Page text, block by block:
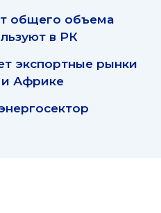
общего объема
в РК
экспортные рынки
и Африке